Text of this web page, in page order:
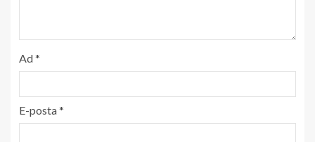
Ad*
E-posta*